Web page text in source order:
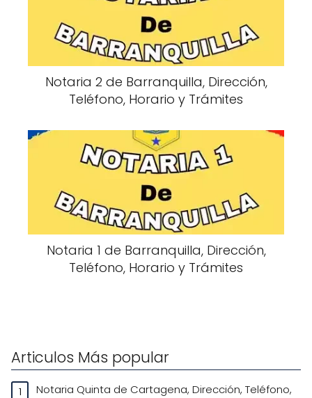
Notaria 2 de Barranquilla, Dirección,
Teléfono, Horario y Trámites
Notaria 1 de Barranquilla, Dirección,
Teléfono, Horario y Trámites
Articulos Más popular
Notaria Quinta de Cartagena, Dirección, Teléfono,